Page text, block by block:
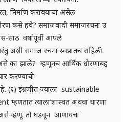
निर्माण करावयाचा असेल
कसे हवे? समाजवादी समाजरचना उ
साठ वर्षांपूर्वी आपले
अशी समाज रचना स्वप्नातच राहिली.
का झाले? म्हणूनच आर्थिक धोरणाबद्द
करण्याची
इंग्रजीत ज्याला sustainable
म्हणतात त्याला’शास्वत अथवा धारणा
असे म्हणू. तो घडवून आणायचा